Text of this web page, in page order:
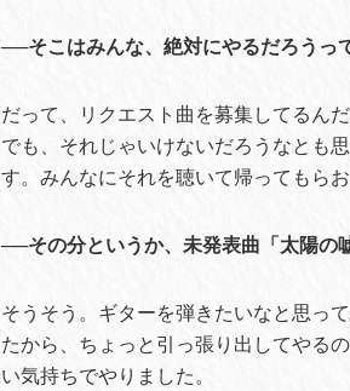
──そこはみんな、絶対にやるだろうっ
だって、リクエスト曲を募集してるん
でも、それじゃいけないだろうなとも
す。みんなにそれを聴いて帰ってもらお
──その分というか、未発表曲「太陽の
そうそう。ギターを弾きたいなと思っ
たから、ちょっと引っ張り出してやる
い気持ちでやりました。